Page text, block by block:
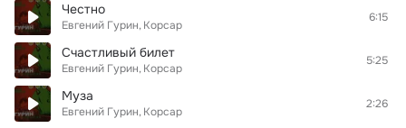
Честно
Евгений Гурин Корсар
6:15
Счастливый билет
Евгений Гурин Корсар
5:25
Муза
Евгений Гурин Корсар
2:26